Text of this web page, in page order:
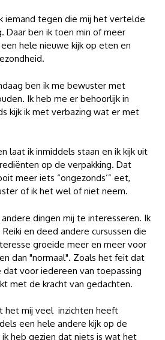
iemand tegen die mij het vertelde
Daar ben ik toen min of meer
hele nieuwe kijk op eten en
ben ik me bewuster met
Ik heb me er behoorlijk in
kijk ik met verbazing wat er met
laat ik inmiddels staan en ik kijk uit
op de verpakking. Dat
meer iets “ongezonds’” eet,
of ik het wel of niet neem.
dingen mij te interesseren. Ik
en deed andere cursussen die
groeide meer en meer voor
dan "normaal". Zoals het feit dat
dat voor iedereen van toepassing
met de kracht van gedachten.
het mij veel inzichten heeft
een hele andere kijk op de
heb gezien dat niets is wat het